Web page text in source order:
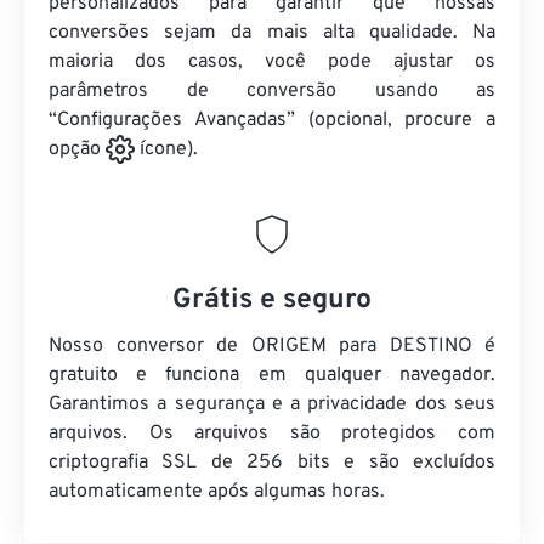
conversões sejam da mais alta qualidade. Na
maioria dos casos, você pode ajustar os
parâmetros de conversão usando as
“Configurações Avançadas” (opcional, procure a
opção
ícone).
Grátis e seguro
Nosso conversor de ORIGEM para DESTINO é
gratuito e funciona em qualquer navegador.
Garantimos a segurança e a privacidade dos seus
arquivos. Os arquivos são protegidos com
criptografia SSL de 256 bits e são excluídos
automaticamente após algumas horas.